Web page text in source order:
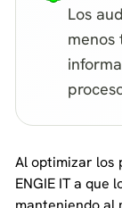
Los
menos
Al optimizar los
ENGIE IT a que